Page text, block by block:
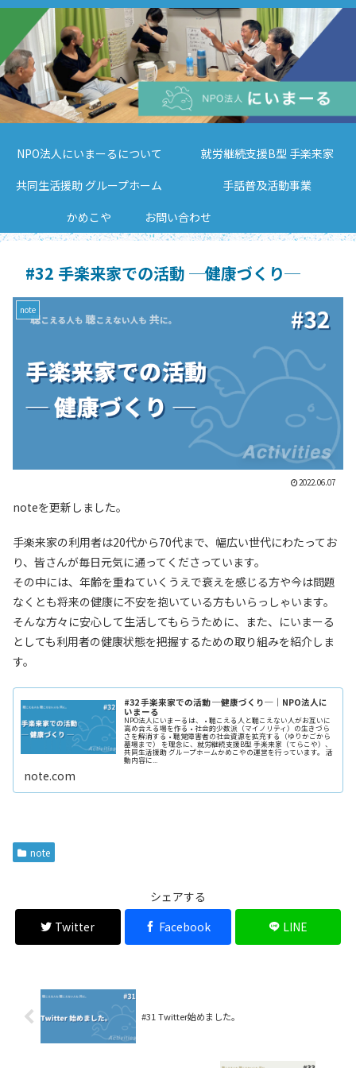
NPO法人にいまーるについて
就労継続支援B型 手楽来家
共同生活援助 グループホーム
かめこや
手話普及活動事業
お問い合わせ
#32 手楽来家での活動 ─健康づくり─
note
2022.06.07
noteを更新しました。
手楽来家の利用者は20代から70代まで、幅広い世代にわたってお
り、皆さんが毎日元気に通ってくださっています。
その中には、年齢を重ねていくうえで衰えを感じる方や今は問題
なくとも将来の健康に不安を抱いている方もいらっしゃいます。
そんな方々に安心して生活してもらうために、また、にいまーる
としても利用者の健康状態を把握するための取り組みを紹介しま
す。
#32 手楽来家での活動 ─健康づくり─｜NPO法人に
いまーる
NPO法人にいまーるは、 • 聴こえる⼈と聴こえない⼈がお互いに
⾼め合える場を作る • 社会的少数派（マイノリティ）の⽣きづら
さを解消する • 聴覚障害者の社会資源を拡充する（ゆりかごから
墓場まで） を理念に、就労継続支援B型 手楽来家（てらこや）、
共同生活援助 グループホームかめこやの運営を行っています。 活
動内容に...
note.com
note
シェアする
Twitter
Facebook LINE
#31 Twitter始めました。